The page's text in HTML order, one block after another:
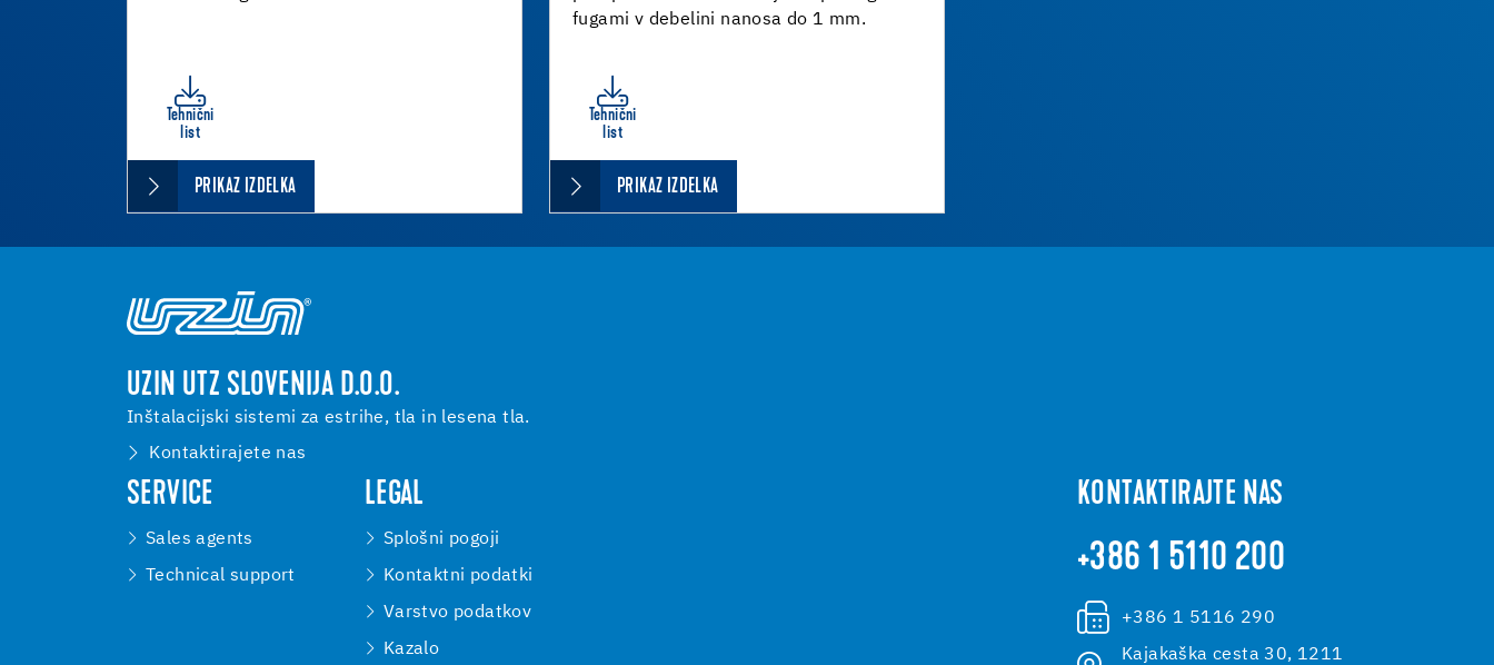
Tehnični
list
PRIKAZ IZDELKA
fugami v debelini nanosa do 1 mm.
Tehnični
list
PRIKAZ IZDELKA
UZIN UTZ SLOVENIJA D.O.O.
Inštalacijski sistemi za estrihe, tla in lesena tla.
Kontaktirajete nas
SERVICE
Sales agents
Technical support
LEGAL
Splošni pogoji
Kontaktni podatki
Varstvo podatkov
Kazalo
KONTAKTIRAJTE NAS
+386 1 5110 200
+386 1 5116 290
Kajakaška cesta 30, 1211